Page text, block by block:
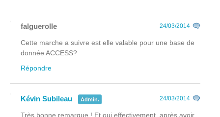
falguerolle 24/03/2014
Cette marche a suivre est elle valable pour une base de
donnée ACCESS?
Répondre
Kévin Subileau Admin. 24/03/2014
Très bonne remarque ! Et oui effectivement, après avoir